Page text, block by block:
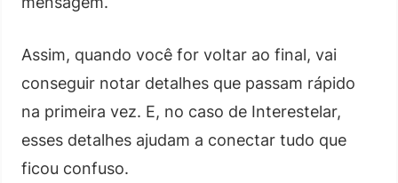
Assim, quando você for voltar ao final, vai
conseguir notar detalhes que passam rápido
na primeira vez. E, no caso de Interestelar,
esses detalhes ajudam a conectar tudo que
ficou confuso.